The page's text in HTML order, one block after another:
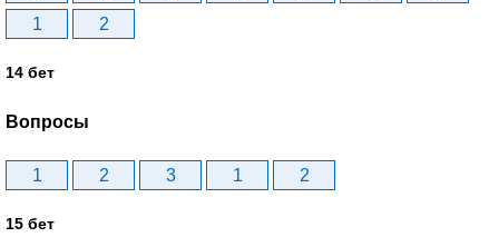
1
2
14 бет
Вопросы
1 2 3 1 2
15 бет